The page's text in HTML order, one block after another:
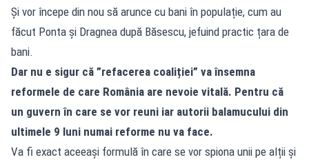
Și vor începe din nou să arunce cu bani în populație, cum au
făcut Ponta și Dragnea după Băsescu, jefuind practic țara de
bani.
Dar nu e sigur că ”refacerea coaliției” va însemna
reformele de care România are nevoie vitală. Pentru că
un guvern în care se vor reuni iar autorii balamucului din
ultimele 9 luni numai reforme nu va face.
Va fi exact aceeași formulă în care se vor spiona unii pe alții și